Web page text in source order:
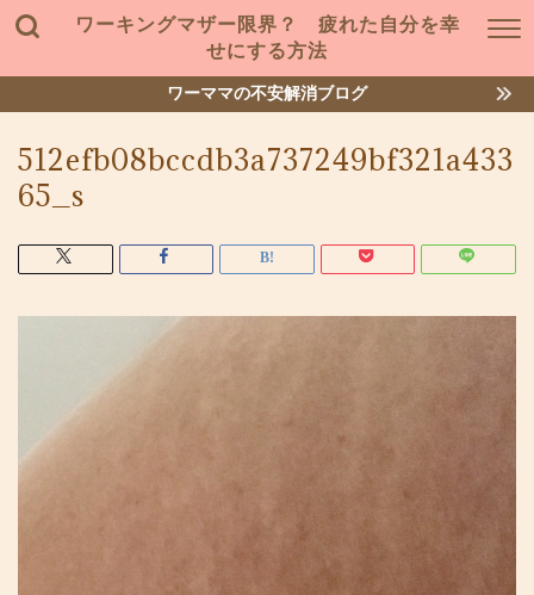
ワーキングマザー限界？ 疲れた自分を幸
せにする方法
ワーママの不安解消ブログ
512efb08bccdb3a737249bf321a433
65_s